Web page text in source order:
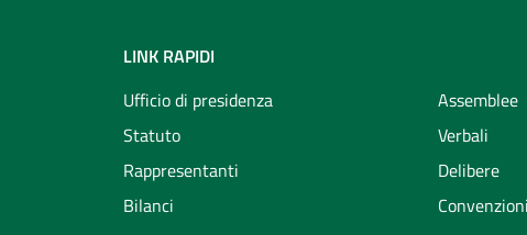
LINK RAPIDI
Ufficio di presidenza
Statuto
Rappresentanti
Bilanci
Assemblee
Verbali
Delibere
Convenzioni